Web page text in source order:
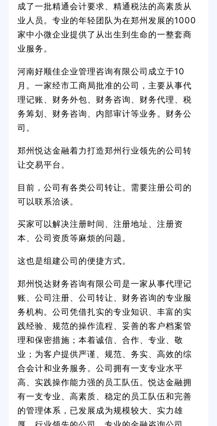
成了一批精通会计要求、精通税法的高素质从
业人员。专业的年轻团队为在郑州发展的1000
家中小微企业提供了从出生到生命的一整套商
业服务。
河南好顺佳企业管理咨询有限公司成立于10
月。一家经市工商局批准的公司，主要从事代
理记账、财务外包、财务咨询、财务代理、税
务筹划、财务咨询、内部审计等业务。财务公
司。
郑州悦达金融着力打造郑州行业领先的公司转
让交易平台。
目前，公司有各类公司转让。需要注册公司的
可以联系洽谈。
买家可以解决注册时间、注册地址、注册资
本、公司资质等麻烦的问题。
这也是组建公司的便捷方式。
郑州悦达财务咨询有限公司是一家从事代理记
账、公司注册、公司转让、财务咨询的专业服
务机构。公司凭借扎实的专业知识、丰富的实
践经验、规范的操作流程、妥善的客户档案管
理和保密措施；本着诚信、合作、专业、敬
业；为客户提供严谨、规范、务实、高效的综
合会计和业务服务。公司拥有一支专业水平
高、实践操作能力强的员工队伍。悦达金融拥
有一支专业、高素质、稳定的员工队伍和完善
的管理体系，已发展成为规模较大、实力雄